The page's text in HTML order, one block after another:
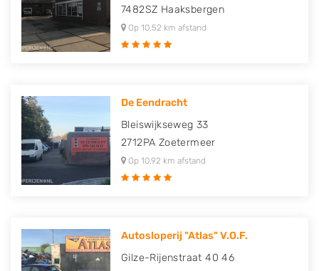
7482SZ Haaksbergen
Op 10,52 km afstand
De Eendracht
Bleiswijkseweg 33
2712PA Zoetermeer
Op 10,92 km afstand
Autosloperij "Atlas" V.O.F.
Gilze-Rijenstraat 40 46